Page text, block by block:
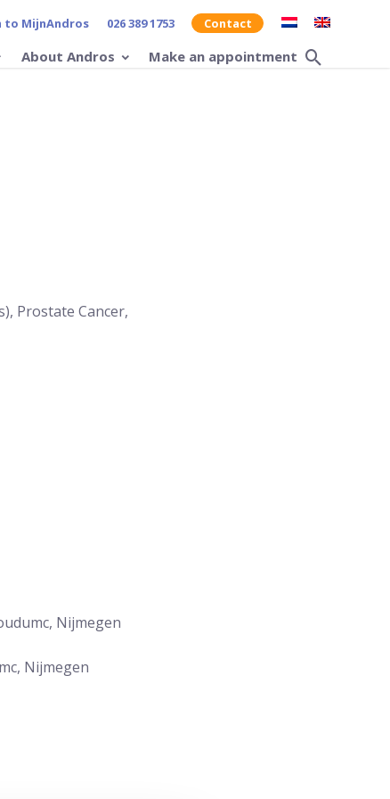
to MijnAndros 026 389 1753 Contact
About Andros Make an appointment
Prostate Cancer,
Nijmegen
Nijmegen